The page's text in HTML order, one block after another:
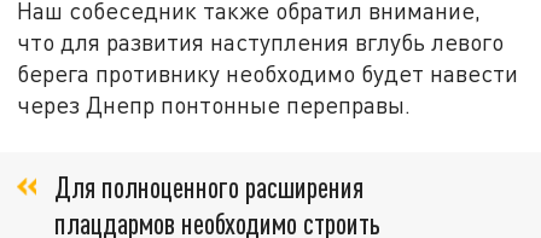
Наш собеседник также обратил внимание,
что для развития наступления вглубь левого
берега противнику необходимо будет навести
через Днепр понтонные переправы.
Для полноценного расширения
плацдармов необходимо строить